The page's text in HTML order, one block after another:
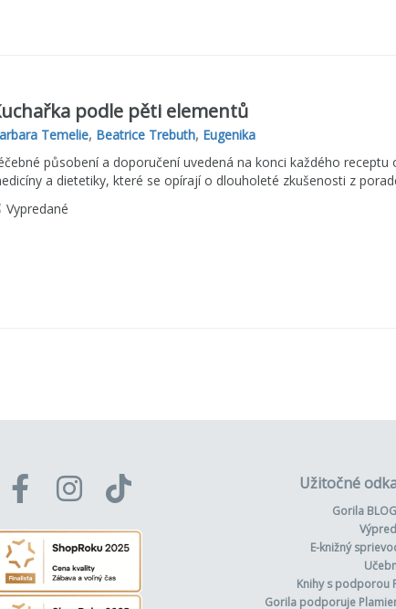
podle pěti elementů
Temelie, Beatrice Trebuth, Eugenika
působení a doporučení uvedená na konci každého
a dietetiky, které se opírají o dlouholeté zkušenosti z
Vypredané
Užitočné
Gorila
E-knižný
Knihy s podporou
Gorila podporuje